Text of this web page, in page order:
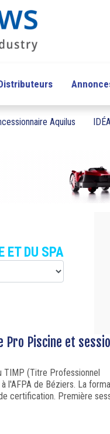
Aquilus
ET DU SPA
Pro Piscine et
TIMP (Titre Professionnel
l'AFPA de Béziers. La
certification. Première